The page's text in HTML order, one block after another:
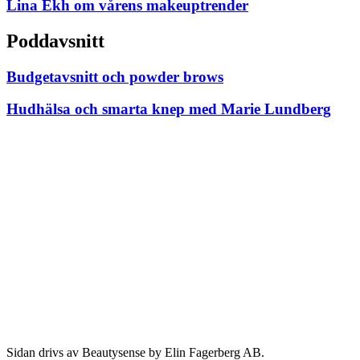
Lina Ekh om vårens makeuptrender
Poddavsnitt
Budgetavsnitt och powder brows
Hudhälsa och smarta knep med Marie Lundberg
Sidan drivs av Beautysense by Elin Fagerberg AB.